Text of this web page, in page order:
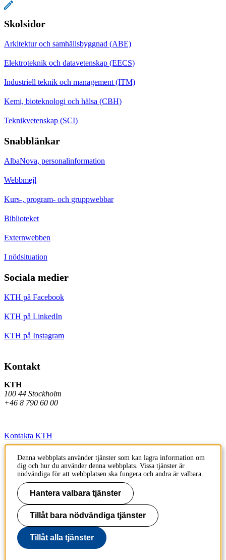
Skolsidor
Arkitektur och samhällsbyggnad (ABE)
Elektroteknik och datavetenskap (EECS)
Industriell teknik och management (ITM)
Kemi, bioteknologi och hälsa (CBH)
Teknikvetenskap (SCI)
Snabblänkar
AlbaNova, personalinformation
Webbmejl
Kurs-, program- och gruppwebbar
Biblioteket
Externwebben
I nödsituation
Sociala medier
KTH på Facebook
KTH på LinkedIn
KTH på Instagram
Kontakt
KTH
100 44 Stockholm
+46 8 790 60 00
Kontakta KTH
Jobba på KTH
Press och media
Faktura och betalning KTH
Om KTH:s webbplatser
Tillgänglighetsredogörelse
Denna webbplats använder tjänster som kan lagra information om
dig och hur du använder denna webbplats. Vissa tjänster är
nödvändiga för att webbplatsen ska fungera och andra är valbara.
Hantera valbara tjänster
Tillåt bara nödvändiga tjänster
Tillåt alla tjänster